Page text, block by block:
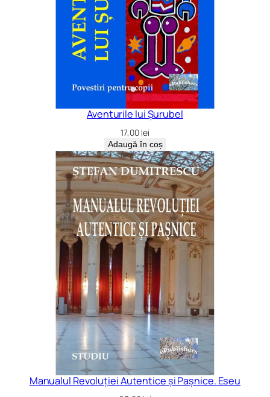
Aventurile lui Șurubel
17,00 lei
Adaugă în coș
Manualul Revoluției Autentice și Pașnice. Eseu